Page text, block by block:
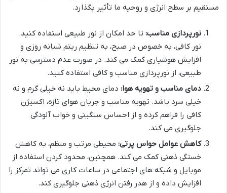
مستقیم بر سطح انرژی و روحیه ما تأثیر بگذارد.
نورپردازی مناسب: تا حد امکان از نور طبیعی استفاده کنید.
نور کافی، به خصوص در صبح، به تنظیم ریتم شبانه روزی و
افزایش هوشیاری کمک می کند. در صورت عدم دسترسی به نور
طبیعی، از نورپردازی مناسب و کافی استفاده کنید.
دمای مناسب و تهویه هوا: دمای محیط باید نه خیلی گرم و نه
خیلی سرد باشد. تهویه مناسب و جریان هوای تازه، اکسیژن
کافی را فراهم کرده و از احساس سنگینی و خواب آلودگی
جلوگیری می کند.
کاهش عوامل حواس پرتی: محیطی مرتب و منظم، به کاهش
خستگی ذهنی کمک می کند. همچنین، محدود کردن استفاده از
موبایل و شبکه های اجتماعی در ساعات کاری می تواند تمرکز را
افزایش داده و از هدر رفتن انرژی ذهنی جلوگیری کند.